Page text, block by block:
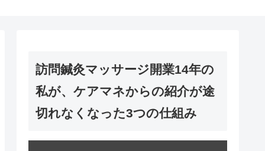
訪問鍼灸マッサージ開業14年の
私が、ケアマネからの紹介が途
切れなくなった3つの仕組み